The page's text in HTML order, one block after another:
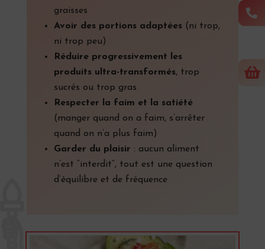
graisses
Avoir des portions adaptées(ni trop,
ni trop peu)
Réduire progressivement les
produits ultra-transformés, trop
sucrés ou trop gras
Respecter la faim et la satiété
(manger quand on a faim, s’arrêter
quand on n’a plus faim)
Garder du plaisir : aucun aliment
n’est “interdit”, tout est une question
d’équilibre et de fréquence

